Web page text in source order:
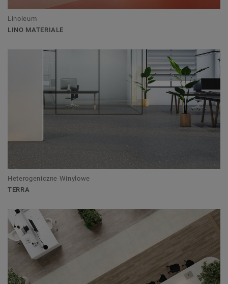
Linoleum
LINO MATERIALE
Heterogeniczne Winylowe
TERRA